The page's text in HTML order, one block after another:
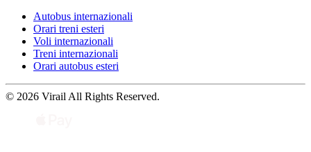
Autobus internazionali
Orari treni esteri
Voli internazionali
Treni internazionali
Orari autobus esteri
© 2026 Virail All Rights Reserved.